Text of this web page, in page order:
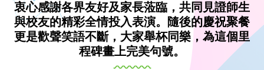
衷心感謝各界友好及家長蒞臨，共同見證師生
與校友的精彩全情投入表演。隨後的慶祝聚餐
更是歡聲笑語不斷，大家舉杯同樂，為這個里
程碑畫上完美句號。